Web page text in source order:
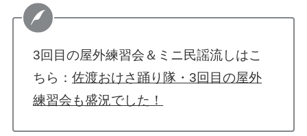
3回目の屋外練習会＆ミニ民謡流しはこ
ちら：佐渡おけさ踊り隊・3回目の屋外
練習会も盛況でした！